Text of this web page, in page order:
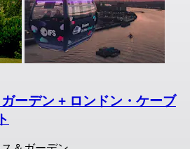
ーデン + ロンドン・ケーブ